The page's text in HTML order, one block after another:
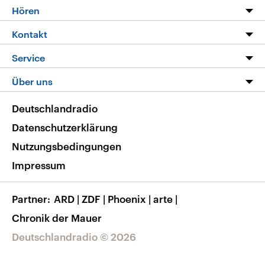
Programm
Die Nachrichten
Nachrichtenleicht
Neue Beiträge auf dlf.de
Hören
Livestream
Podcasts
Deutschlandfunk App
Nachrichten App
Frequenzen
Kontakt
Hörerservice
Service
FAQ
Veranstaltungen
Musikliste
RSS
Über uns
Barrierefreiheit
Deutschlandradio © 2026
Deutschlandradio
Datenschutzerklärung
Nutzungsbedingungen
Impressum
Partner ARD | ZDF | Phoenix | arte |
Chronik der Mauer